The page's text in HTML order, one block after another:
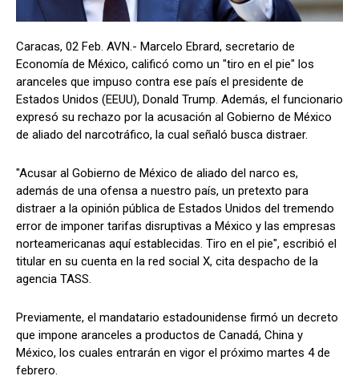
Caracas, 02 Feb. AVN.- Marcelo Ebrard, secretario de
Economía de México, calificó como un "tiro en el pie" los
aranceles que impuso contra ese país el presidente de
Estados Unidos (EEUU), Donald Trump. Además, el funcionario
expresó su rechazo por la acusación al Gobierno de México
de aliado del narcotráfico, la cual señaló busca distraer.
"Acusar al Gobierno de México de aliado del narco es,
además de una ofensa a nuestro país, un pretexto para
distraer a la opinión pública de Estados Unidos del tremendo
error de imponer tarifas disruptivas a México y las empresas
norteamericanas aquí establecidas. Tiro en el pie", escribió el
titular en su cuenta en la red social X, cita despacho de la
agencia TASS.
Previamente, el mandatario estadounidense firmó un decreto
que impone aranceles a productos de Canadá, China y
México, los cuales entrarán en vigor el próximo martes 4 de
febrero.